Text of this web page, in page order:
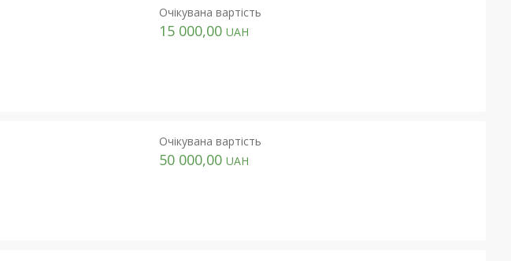
Очікувана вартість
15 000,00 UAH
Очікувана вартість
50 000,00 UAH